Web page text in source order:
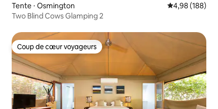
Tente ⋅ Osmington Évaluation
4,98 (188)
Two Blind Cows Glamping 2
Coup de cœur voyageurs
Coup de cœur voyageurs